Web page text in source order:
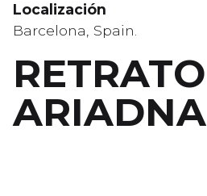
Localización
Barcelona, Spain.
RETRATO
ARIADNA